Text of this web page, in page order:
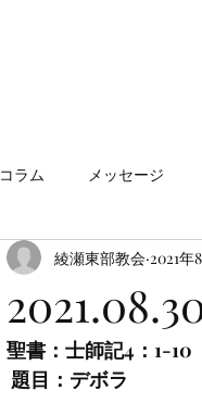
コラム メッセージ
綾瀬東部教会 2021年
聖書：士師記4：1-10
題目：デボラ